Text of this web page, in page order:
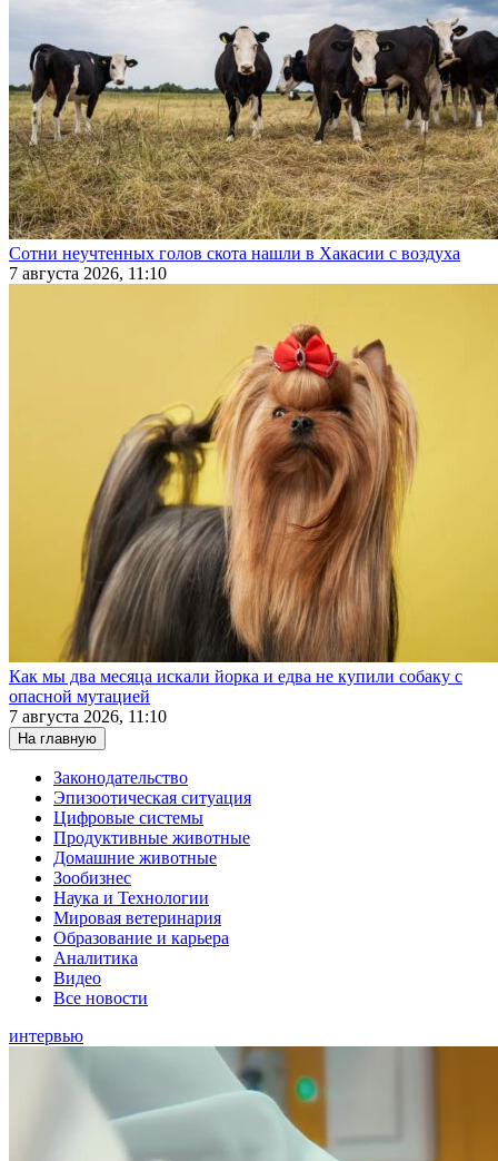
Сотни неучтенных голов скота нашли в Хакасии с воздуха
7 августа 2026, 11:10
Как мы два месяца искали йорка и едва не купили собаку с
опасной мутацией
7 августа 2026, 11:10
На главную
Законодательство
Эпизоотическая ситуация
Цифровые системы
Продуктивные животные
Домашние животные
Зообизнес
Наука и Технологии
Мировая ветеринария
Образование и карьера
Аналитика
Видео
Все новости
интервью